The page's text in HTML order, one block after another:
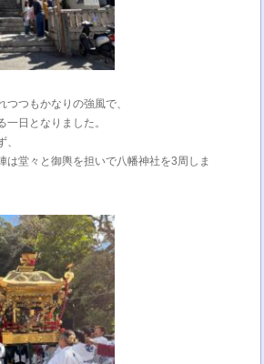
つつもかなりの強風で、
一日となりました。
、
は堂々と御輿を担いで八幡神社を3周しま